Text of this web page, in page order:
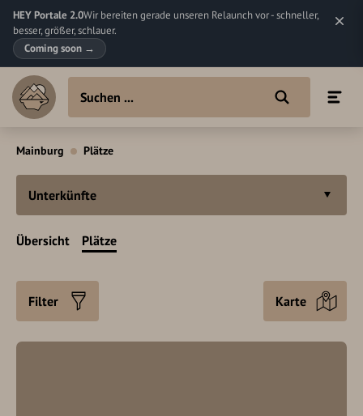
HEY Portale 2.0Wir bereiten gerade unseren Relaunch vor - schneller,
besser, größer, schlauer.
Coming soon →
Mainburg Plätze
Unterkünfte
Übersicht Plätze
Filter Karte